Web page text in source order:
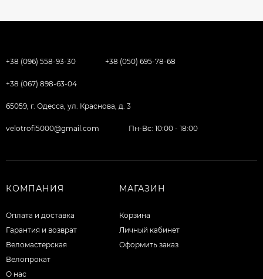
+38 (096) 558-93-30 +38 (050) 695-78-68
+38 (067) 898-63-04
65059, г. Одесса, ул. Краснова, д. 3
velotrofi5000@gmail.com Пн-Вс: 10:00 - 18:00
КОМПАНИЯ
Оплата и доставка
Гарантия и возврат
Веломастерская
Велопрокат
О нас
МАГАЗИН
Корзина
Личный кабинет
Оформить заказ